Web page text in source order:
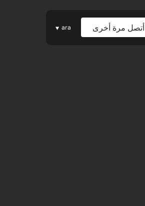
أتصل مرة أخرى ara